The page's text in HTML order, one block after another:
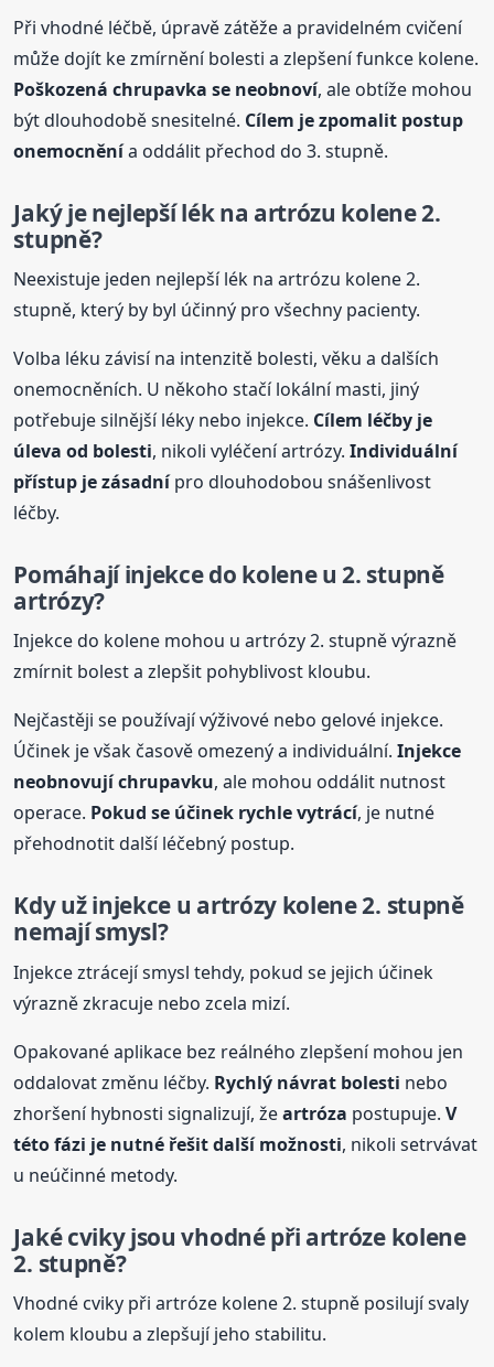
Při vhodné léčbě, úpravě zátěže a pravidelném cvičení
může dojít ke zmírnění bolesti a zlepšení funkce kolene.
Poškozená chrupavka se neobnoví, ale obtíže mohou
být dlouhodobě snesitelné. Cílem je zpomalit postup
onemocněnía oddálit přechod do 3. stupně.
Jaký je nejlepší lék na artrózu kolene 2.
stupně?
Neexistuje jeden nejlepší lék na artrózu kolene 2.
stupně, který by byl účinný pro všechny pacienty.
Volba léku závisí na intenzitě bolesti, věku a dalších
onemocněních. U někoho stačí lokální masti, jiný
potřebuje silnější léky nebo injekce. Cílem léčby je
úleva od bolesti, nikoli vyléčení artrózy.Individuální
přístup je zásadnípro dlouhodobou snášenlivost
léčby.
Pomáhají injekce do kolene u 2. stupně
artrózy?
Injekce do kolene mohou u artrózy 2. stupně výrazně
zmírnit bolest a zlepšit pohyblivost kloubu.
Nejčastěji se používají výživové nebo gelové injekce.
Účinek je však časově omezený a individuální.Injekce
neobnovují chrupavku, ale mohou oddálit nutnost
operace. Pokud se účinek rychle vytrácí, je nutné
přehodnotit další léčebný postup.
Kdy už injekce u artrózy kolene 2. stupně
nemají smysl?
Injekce ztrácejí smysl tehdy, pokud se jejich účinek
výrazně zkracuje nebo zcela mizí.
Opakované aplikace bez reálného zlepšení mohou jen
oddalovat změnu léčby. Rychlý návrat bolesti nebo
zhoršení hybnosti signalizují, žeartróza postupuje.V
této fázi je nutné řešit další možnosti, nikoli setrvávat
u neúčinné metody.
Jaké cviky jsou vhodné při artróze kolene
2. stupně?
Vhodné cviky při artróze kolene 2. stupně posilují svaly
kolem kloubu a zlepšují jeho stabilitu.